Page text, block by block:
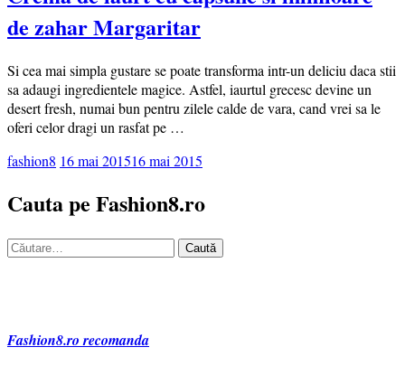
de zahar Margaritar
Si cea mai simpla gustare se poate transforma intr-un deliciu daca stii
sa adaugi ingredientele magice. Astfel, iaurtul grecesc devine un
desert fresh, numai bun pentru zilele calde de vara, cand vrei sa le
oferi celor dragi un rasfat pe …
fashion8 16 mai 201516 mai 2015
Cauta pe Fashion8.ro
Caută
Fashion8.ro recomanda